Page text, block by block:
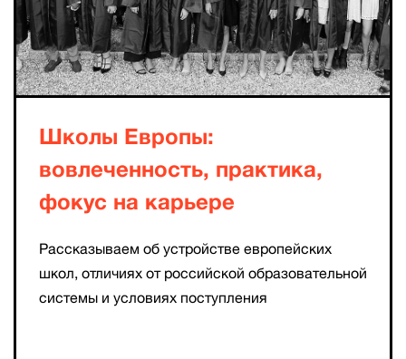
Школы Европы:
вовлеченность, практика,
фокус на карьере
Рассказываем об устройстве европейских
школ, отличиях от российской образовательной
системы и условиях поступления